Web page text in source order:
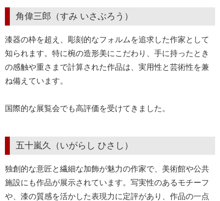
角偉三郎（すみ いさぶろう）
漆器の枠を超え、彫刻的なフォルムを追求した作家として
知られます。特に椀の造形美にこだわり、手に持ったとき
の感触や重さまで計算された作品は、実用性と芸術性を兼
ね備えています。
国際的な展覧会でも高評価を受けてきました。
五十嵐久（いがらし ひさし）
独創的な意匠と繊細な加飾が魅力の作家で、美術館や公共
施設にも作品が展示されています。写実性のあるモチーフ
や、漆の質感を活かした表現力に定評があり、作品の一点